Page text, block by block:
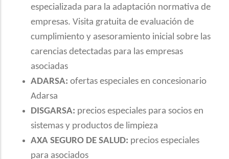
especializada para la adaptación normativa de
empresas. Visita gratuita de evaluación de
cumplimiento y asesoramiento inicial sobre las
carencias detectadas para las empresas
asociadas
ADARSA: ofertas especiales en concesionario
Adarsa
DISGARSA: precios especiales para socios en
sistemas y productos de limpieza
AXA SEGURO DE SALUD: precios especiales
para asociados